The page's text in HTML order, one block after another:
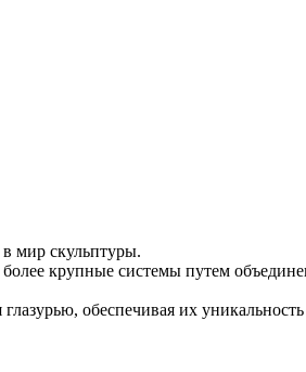
мир скульптуры.
крупные системы путем
обеспечивая их